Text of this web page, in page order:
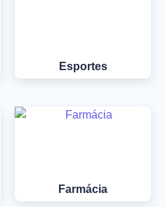
Esportes
Farmácia